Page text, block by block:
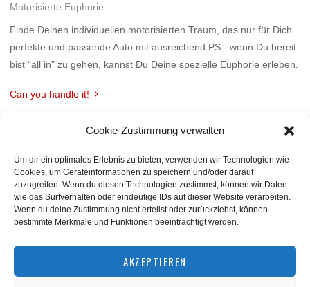
Cookie-Zustimmung verwalten
Um dir ein optimales Erlebnis zu bieten, verwenden wir Technologien wie
Cookies, um Geräteinformationen zu speichern und/oder darauf
zuzugreifen. Wenn du diesen Technologien zustimmst, können wir Daten
wie das Surfverhalten oder eindeutige IDs auf dieser Website verarbeiten.
Wenn du deine Zustimmung nicht erteilst oder zurückziehst, können
bestimmte Merkmale und Funktionen beeinträchtigt werden.
AKZEPTIEREN
Motorisierte Euphorie
Finde Deinen individuellen motorisierten Traum, das nur für Dich
perfekte und passende Auto mit ausreichend PS - wenn Du bereit
bist “all in” zu gehen, kannst Du Deine spezielle Euphorie erleben.
Can you handle it!
BACK TO TOP